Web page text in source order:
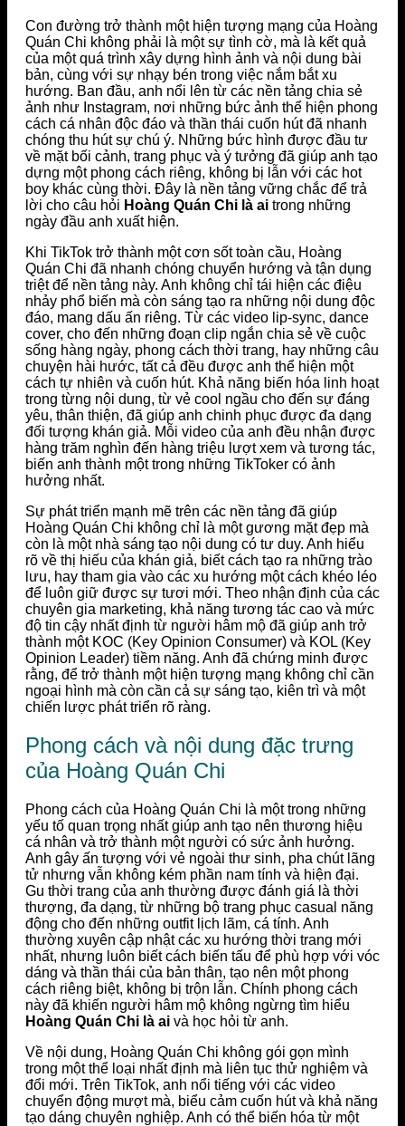
Con đường trở thành một hiện tượng mạng của Hoàng
Quán Chi không phải là một sự tình cờ, mà là kết quả
của một quá trình xây dựng hình ảnh và nội dung bài
bản, cùng với sự nhạy bén trong việc nắm bắt xu
hướng. Ban đầu, anh nổi lên từ các nền tảng chia sẻ
ảnh như Instagram, nơi những bức ảnh thể hiện phong
cách cá nhân độc đáo và thần thái cuốn hút đã nhanh
chóng thu hút sự chú ý. Những bức hình được đầu tư
về mặt bối cảnh, trang phục và ý tưởng đã giúp anh tạo
dựng một phong cách riêng, không bị lẫn với các hot
boy khác cùng thời. Đây là nền tảng vững chắc để trả
lời cho câu hỏi Hoàng Quán Chi là ai trong những
ngày đầu anh xuất hiện.
Khi TikTok trở thành một cơn sốt toàn cầu, Hoàng
Quán Chi đã nhanh chóng chuyển hướng và tận dụng
triệt để nền tảng này. Anh không chỉ tái hiện các điệu
nhảy phổ biến mà còn sáng tạo ra những nội dung độc
đáo, mang dấu ấn riêng. Từ các video lip-sync, dance
cover, cho đến những đoạn clip ngắn chia sẻ về cuộc
sống hàng ngày, phong cách thời trang, hay những câu
chuyện hài hước, tất cả đều được anh thể hiện một
cách tự nhiên và cuốn hút. Khả năng biến hóa linh hoạt
trong từng nội dung, từ vẻ cool ngầu cho đến sự đáng
yêu, thân thiện, đã giúp anh chinh phục được đa dạng
đối tượng khán giả. Mỗi video của anh đều nhận được
hàng trăm nghìn đến hàng triệu lượt xem và tương tác,
biến anh thành một trong những TikToker có ảnh
hưởng nhất.
Sự phát triển mạnh mẽ trên các nền tảng đã giúp
Hoàng Quán Chi không chỉ là một gương mặt đẹp mà
còn là một nhà sáng tạo nội dung có tư duy. Anh hiểu
rõ về thị hiếu của khán giả, biết cách tạo ra những trào
lưu, hay tham gia vào các xu hướng một cách khéo léo
để luôn giữ được sự tươi mới. Theo nhận định của các
chuyên gia marketing, khả năng tương tác cao và mức
độ tin cậy nhất định từ người hâm mộ đã giúp anh trở
thành một KOC (Key Opinion Consumer) và KOL (Key
Opinion Leader) tiềm năng. Anh đã chứng minh được
rằng, để trở thành một hiện tượng mạng không chỉ cần
ngoại hình mà còn cần cả sự sáng tạo, kiên trì và một
chiến lược phát triển rõ ràng.
Phong cách và nội dung đặc trưng
của Hoàng Quán Chi
Phong cách của Hoàng Quán Chi là một trong những
yếu tố quan trọng nhất giúp anh tạo nên thương hiệu
cá nhân và trở thành một người có sức ảnh hưởng.
Anh gây ấn tượng với vẻ ngoài thư sinh, pha chút lãng
tử nhưng vẫn không kém phần nam tính và hiện đại.
Gu thời trang của anh thường được đánh giá là thời
thượng, đa dạng, từ những bộ trang phục casual năng
động cho đến những outfit lịch lãm, cá tính. Anh
thường xuyên cập nhật các xu hướng thời trang mới
nhất, nhưng luôn biết cách biến tấu để phù hợp với vóc
dáng và thần thái của bản thân, tạo nên một phong
cách riêng biệt, không bị trộn lẫn. Chính phong cách
này đã khiến người hâm mộ không ngừng tìm hiểu
Hoàng Quán Chi là ai và học hỏi từ anh.
Về nội dung, Hoàng Quán Chi không gói gọn mình
trong một thể loại nhất định mà liên tục thử nghiệm và
đổi mới. Trên TikTok, anh nổi tiếng với các video
chuyển động mượt mà, biểu cảm cuốn hút và khả năng
tạo dáng chuyên nghiệp. Anh có thể biến hóa từ một